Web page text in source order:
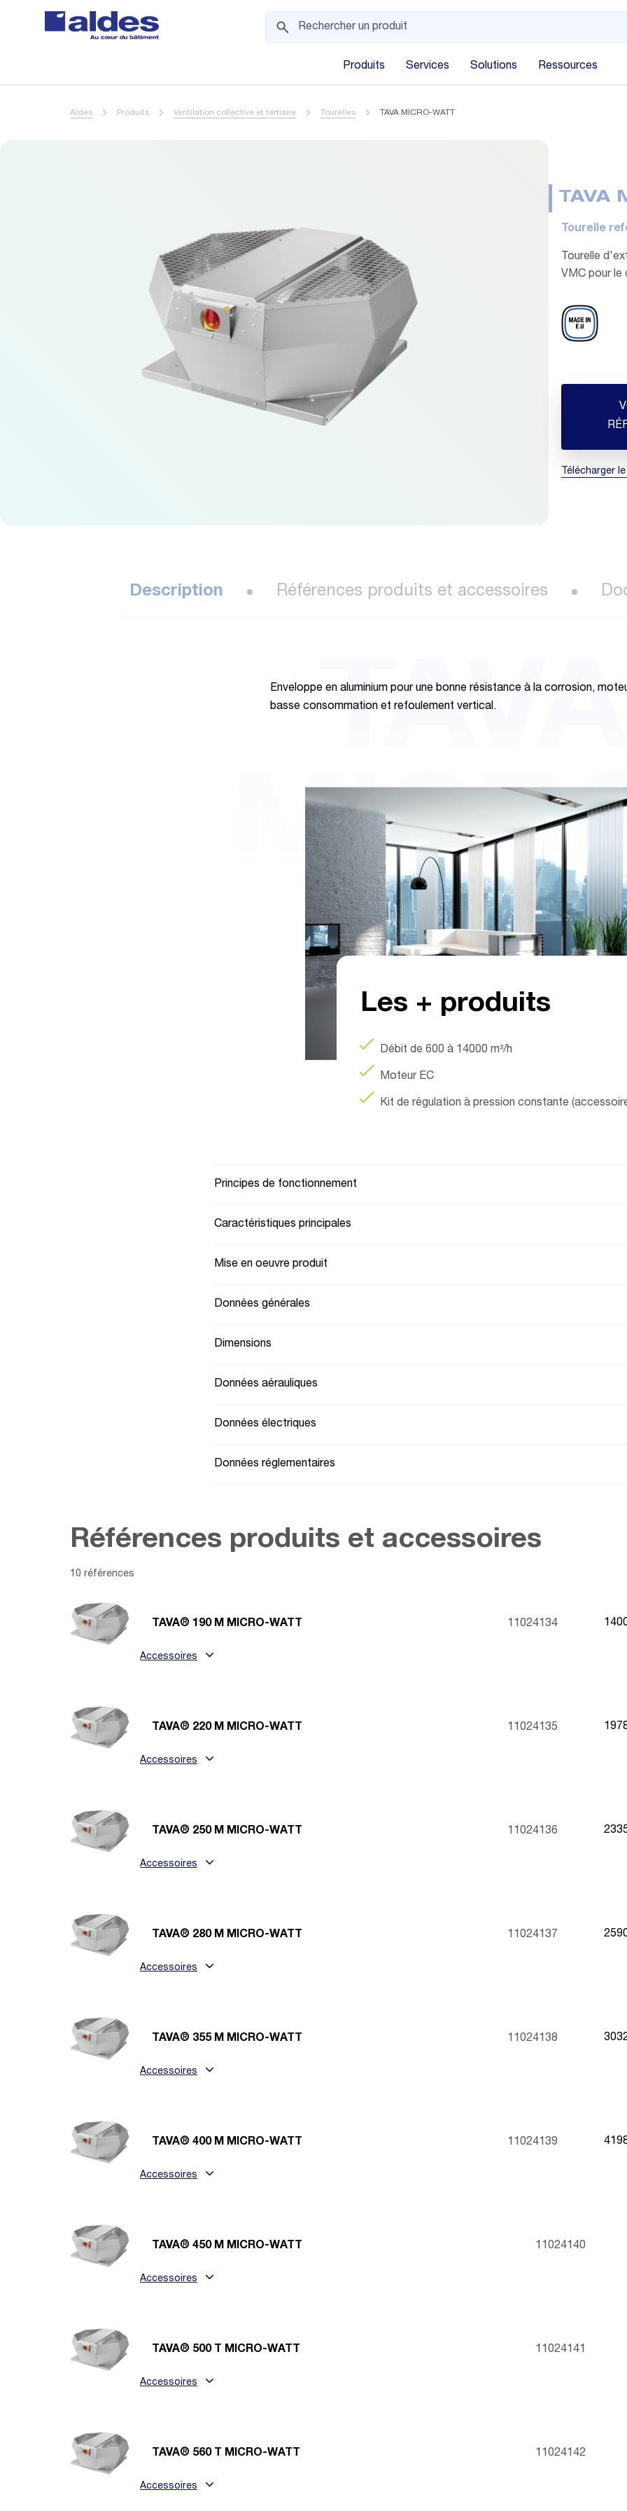
Produits Services Solutions Ressources
Aldes Produits Ventilation collective et tertiaire Tourelles TAVA MICRO-WATT
TAVA
Tourelle
Tourelle
VMC pour
Télécharger
Description Références produits et accessoires
TAVA
Enveloppe en aluminium pour une bonne résistance à la corrosion,
basse consommation et refoulement vertical.
Les + produits
Débit de 600 à 14000 m³/h
Moteur EC
Kit de régulation à pression constante
Principes de fonctionnement
Caractéristiques principales
Mise en oeuvre produit
Données générales
Dimensions
Données aérauliques
Données électriques
Données réglementaires
Références produits et accessoires
10 références
TAVA® 190 M MICRO-WATT 11024134
Accessoires
TAVA® 220 M MICRO-WATT 11024135
Accessoires
TAVA® 250 M MICRO-WATT 11024136
Accessoires
TAVA® 280 M MICRO-WATT 11024137
Accessoires
TAVA® 355 M MICRO-WATT 11024138
Accessoires
TAVA® 400 M MICRO-WATT 11024139
Accessoires
TAVA® 450 M MICRO-WATT 11024140
Accessoires
TAVA® 500 T MICRO-WATT 11024141
Accessoires
TAVA® 560 T MICRO-WATT 11024142
Accessoires